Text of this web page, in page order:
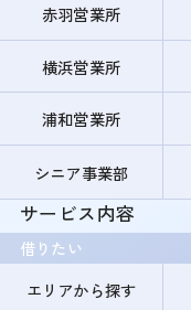
赤羽営業所
横浜営業所
浦和営業所
シニア事業部
サービス内容
借りたい
エリアから探す